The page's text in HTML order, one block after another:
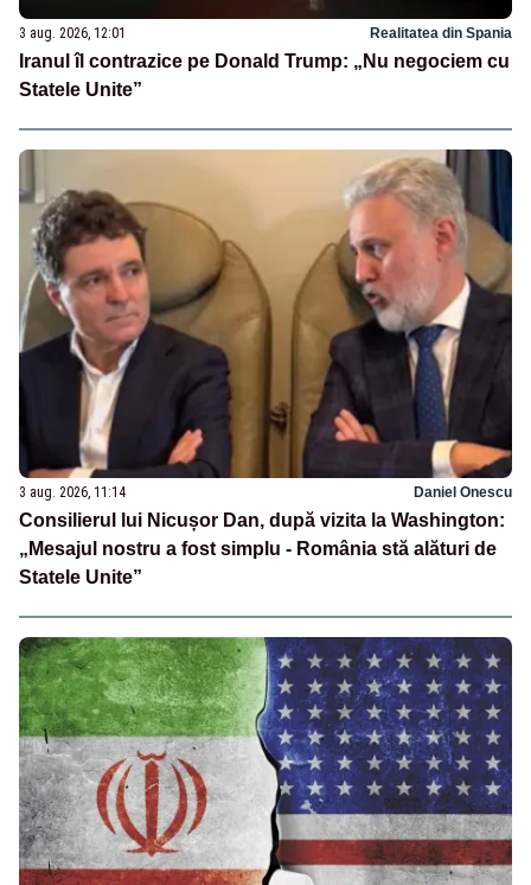
3 aug. 2026, 12:01 Realitatea din Spania
Iranul îl contrazice pe Donald Trump: „Nu negociem cu
Statele Unite”
3 aug. 2026, 11:14 Daniel Onescu
Consilierul lui Nicușor Dan, după vizita la Washington:
„Mesajul nostru a fost simplu - România stă alături de
Statele Unite”